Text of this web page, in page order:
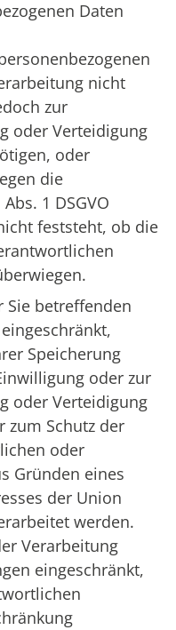
Daten
nicht
zur
oder Verteidigung
oder
die
1 DSGVO
feststeht, ob die
Sie betreffenden
Speicherung
oder zur
oder Verteidigung
zum Schutz der
oder
Gründen eines
der Union
werden.
Verarbeitung
eingeschränkt,